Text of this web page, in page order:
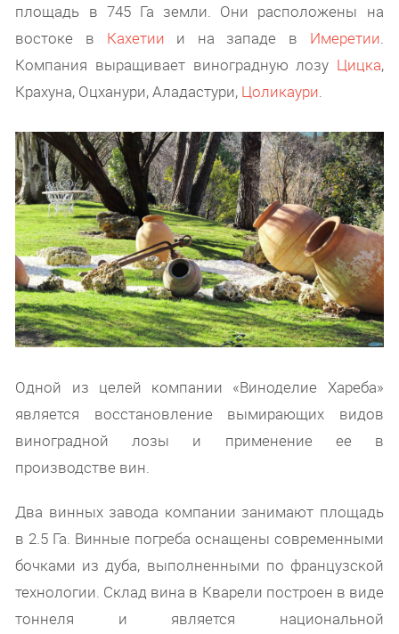
площадь в 745 Га земли. Они расположены на
востоке в Кахетии и на западе в Имеретии.
Компания выращивает виноградную лозу Цицка,
Крахуна, Оцханури, Аладастури, Цоликаури.
Одной из целей компании «Виноделие Хареба»
является восстановление вымирающих видов
виноградной лозы и применение ее в
производстве вин.
Два винных завода компании занимают площадь
в 2.5 Га. Винные погреба оснащены современными
бочками из дуба, выполненными по французской
технологии. Склад вина в Кварели построен в виде
тоннеля и является национальной